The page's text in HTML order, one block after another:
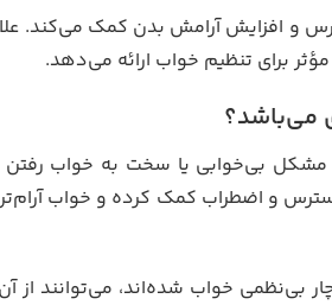
افزایش آرامش بدن کمک می‌کند.
برای تنظیم خواب ارائه می‌دهد.
می‌باشد؟
بی‌خوابی یا سخت به خواب رفتن
و اضطراب کمک کرده و خواب
بی‌نظمی خواب شده‌اند، می‌توانند از